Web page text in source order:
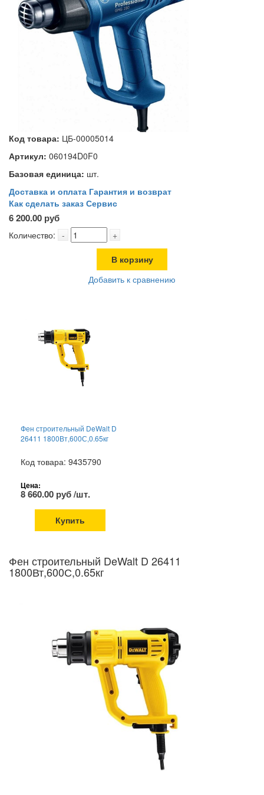
Код товара: ЦБ-00005014
Артикул: 060194D0F0
Базовая единица: шт.
Доставка и оплата Гарантия и возврат
Как сделать заказ Сервис
6 200.00 руб
Количество: - +
В корзину
Добавить к сравнению
Фен строительный DeWalt D
26411 1800Вт,600С,0.65кг
Код товара: 9435790
Цена:
8 660.00 руб /шт.
Купить
Фен строительный DeWalt D 26411
1800Вт,600С,0.65кг